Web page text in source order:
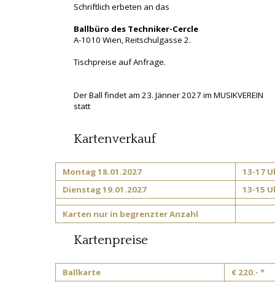
Schriftlich erbeten an das
Ballbüro des Techniker-Cercle
A-1010 Wien, Reitschulgasse 2.
Tischpreise auf Anfrage.
Der Ball findet am 23. Jänner 2027 im MUSIKVEREIN
statt
Kartenverkauf
Montag 18.01.2027
13-17
Dienstag 19.01.2027
13-15
Karten nur in begrenzter Anzahl
Kartenpreise
Ballkarte
€ 220.- *